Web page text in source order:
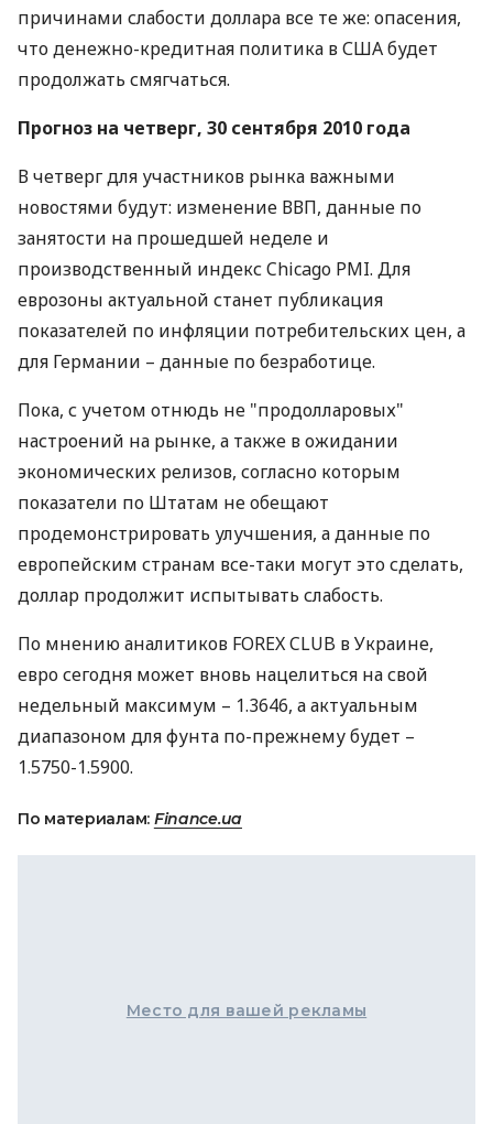
причинами слабости доллара все те же: опасения,
что денежно-кредитная политика в США будет
продолжать смягчаться.
Прогноз на четверг, 30 сентября 2010 года
В четверг для участников рынка важными
новостями будут: изменение ВВП, данные по
занятости на прошедшей неделе и
производственный индекс Chicago PMI. Для
еврозоны актуальной станет публикация
показателей по инфляции потребительских цен, а
для Германии – данные по безработице.
Пока, с учетом отнюдь не "продолларовых"
настроений на рынке, а также в ожидании
экономических релизов, согласно которым
показатели по Штатам не обещают
продемонстрировать улучшения, а данные по
европейским странам все-таки могут это сделать,
доллар продолжит испытывать слабость.
По мнению аналитиков FOREX CLUB в Украине,
евро сегодня может вновь нацелиться на свой
недельный максимум – 1.3646, а актуальным
диапазоном для фунта по-прежнему будет –
1.5750-1.5900.
По материалам: Finance.ua
Место для вашей рекламы